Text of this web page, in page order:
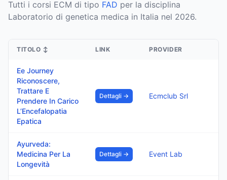
Tutti i corsi ECM di tipo FAD per la disciplina
Laboratorio di genetica medica in Italia nel 2026.
TITOLO ↕ LINK PROVIDER
Ee Journey
Riconoscere,
Trattare E
Prendere In Carico
L’Encefalopatia
Epatica
Dettagli → Ecmclub Srl
Ayurveda:
Medicina Per La
Longevità
Dettagli → Event Lab